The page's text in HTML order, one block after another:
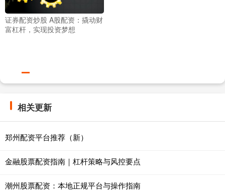
证券配资炒股 A股配资：撬动财
富杠杆，实现投资梦想
相关更新
郑州配资平台推荐（新）
金融股票配资指南｜杠杆策略与风控要点
潮州股票配资：本地正规平台与操作指南